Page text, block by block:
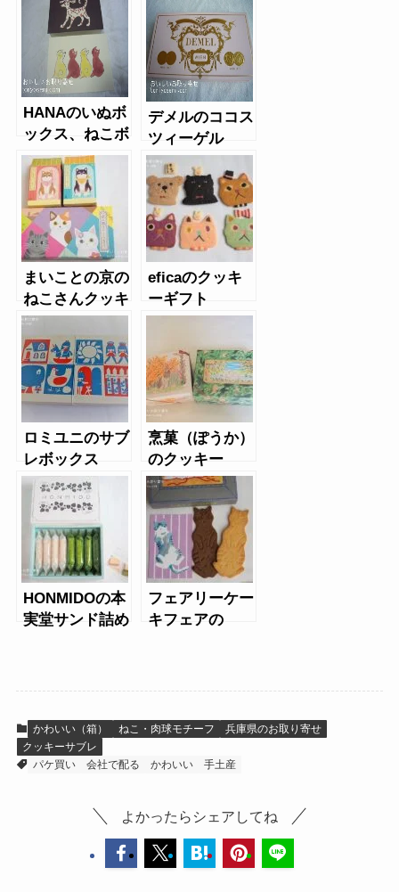
HANAのいぬボ
ックス、ねこボ
ックスクッキー
デメルのココス
ツィーゲル
まいことの京の
ねこさんクッキ
ー、柴犬クッキ
ー
eficaのクッキ
ーギフト
ロミユニのサブ
レボックス
烹菓（ぽうか）
のクッキー
HONMIDOの本
実堂サンド詰め
フェアリーケー
キフェアの
かわいい（箱） ねこ・肉球モチーフ
兵庫県のお取り寄せ
クッキーサブレ
パケ買い
会社で配る かわいい 手土産
よかったらシェアしてね